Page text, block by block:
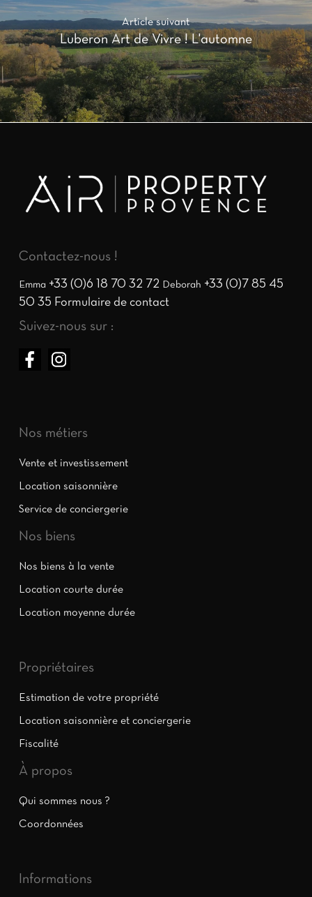
Article suivant
Luberon Art de Vivre ! L'automne
Contactez-nous !
Emma +33 (0)6 18 70 32 72 Deborah +33 (0)7 85 45
50 35 Formulaire de contact
Suivez-nous sur :
Nos métiers
Vente et investissement
Location saisonnière
Service de conciergerie
Nos biens
Nos biens à la vente
Location courte durée
Location moyenne durée
Propriétaires
Estimation de votre propriété
Location saisonnière et conciergerie
Fiscalité
À propos
Qui sommes nous ?
Coordonnées
Informations